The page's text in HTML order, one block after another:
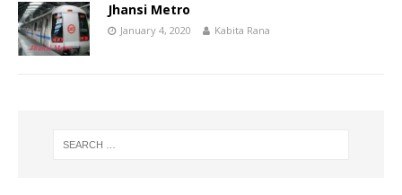
Jhansi Metro
January 4, 2020 Kabita Rana